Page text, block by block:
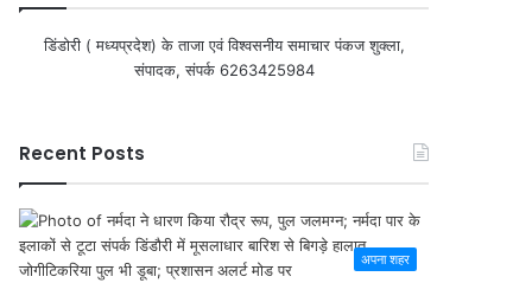
डिंडोरी ( मध्यप्रदेश) के ताजा एवं विश्वसनीय समाचार पंकज शुक्ला,
संपादक, संपर्क 6263425984
Recent Posts
अपना शहर